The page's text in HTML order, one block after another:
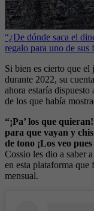
“¿De dónde saca el
regalo para uno de sus
Si bien es cierto que
durante 2022, su
ahora estaría dispuesto
de los que había
“¡Pa’ los que
para que vayan y
de tono ¡Los veo
Cossio les dio a saber
en esta plataforma
mensual.